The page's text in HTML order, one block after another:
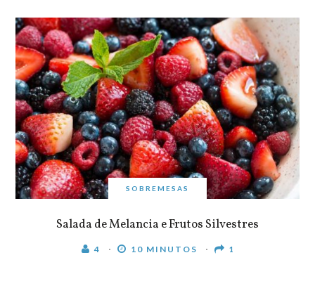
SOBREMESAS
Salada de Melancia e Frutos Silvestres
4 10 MINUTOS 1